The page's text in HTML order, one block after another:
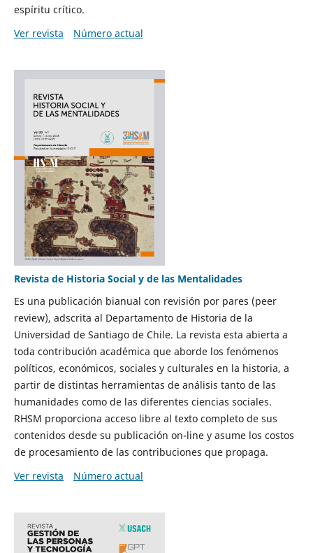
espíritu crítico.
Ver revista
Número actual
Revista de Historia Social y de las Mentalidades
Es una publicación bianual con revisión por pares (peer
review), adscrita al Departamento de Historia de la
Universidad de Santiago de Chile. La revista esta abierta a
toda contribución académica que aborde los fenómenos
políticos, económicos, sociales y culturales en la historia, a
partir de distintas herramientas de análisis tanto de las
humanidades como de las diferentes ciencias sociales.
RHSM proporciona acceso libre al texto completo de sus
contenidos desde su publicación on-line y asume los costos
de procesamiento de las contribuciones que propaga.
Ver revista
Número actual